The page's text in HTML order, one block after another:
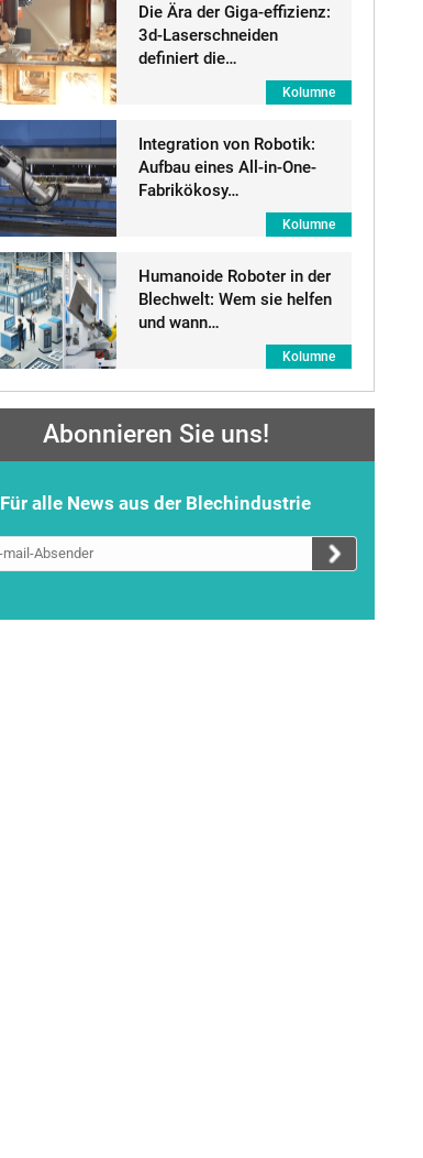
Die Ära der Giga-effizienz:
3d-Laserschneiden
definiert die…
Kolumne
Integration von Robotik:
Aufbau eines All-in-One-
Fabrikökosy…
Kolumne
Humanoide Roboter in der
Blechwelt: Wem sie helfen
und wann…
Kolumne
Abonnieren Sie uns!
Für alle News aus der Blechindustrie